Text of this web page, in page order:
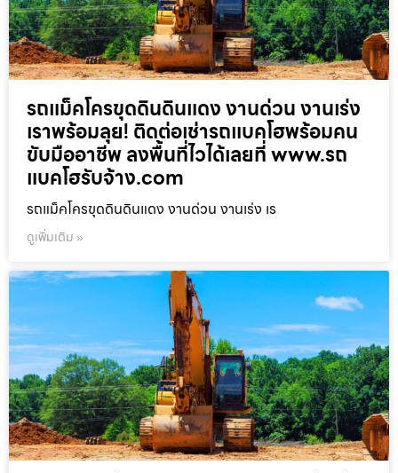
รถแม็คโครขุดดินดินแดง งานด่วน งานเร่ง
เราพร้อมลุย! ติดต่อเช่ารถแบคโฮพร้อมคน
ขับมืออาชีพ ลงพื้นที่ไวได้เลยที่ www.รถ
แบคโฮรับจ้าง.com
รถแม็คโครขุดดินดินแดง งานด่วน งานเร่ง เร
ดูเพิ่มเติม »